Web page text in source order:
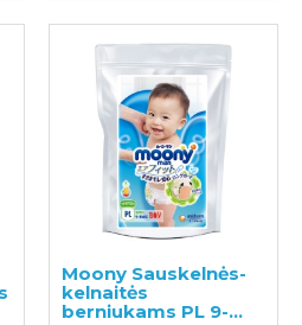
Moony Sauskelnės-
kelnaitės
berniukams PL 9-